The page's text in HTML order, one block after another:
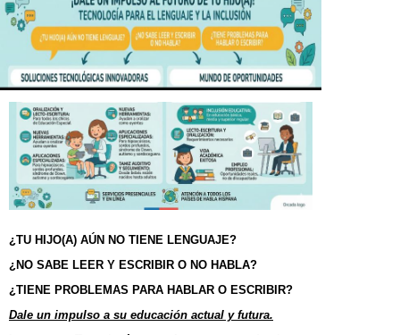
¿TU HIJO(A) AÚN NO TIENE LENGUAJE?
¿NO SABE LEER Y ESCRIBIR O NO HABLA?
¿TIENE PROBLEMAS PARA HABLAR O ESCRIBIR?
Dale un impulso a su educación actual y futura.